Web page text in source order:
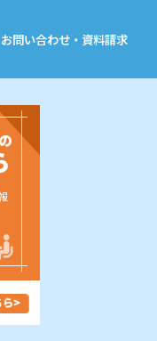
お問い合わせ・資料請求